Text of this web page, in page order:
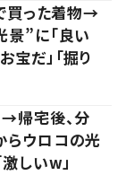
買った着物→
”に「良い
宝だ」「掘り
→帰宅後、分
ウロコの光
しいw」